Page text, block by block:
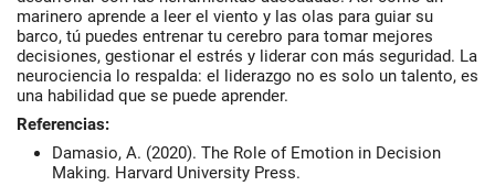
marinero aprende a leer el viento y las olas para guiar su
barco, tú puedes entrenar tu cerebro para tomar mejores
decisiones, gestionar el estrés y liderar con más seguridad. La
neurociencia lo respalda: el liderazgo no es solo un talento, es
una habilidad que se puede aprender.
Referencias:
Damasio, A. (2020). The Role of Emotion in Decision
Making. Harvard University Press.